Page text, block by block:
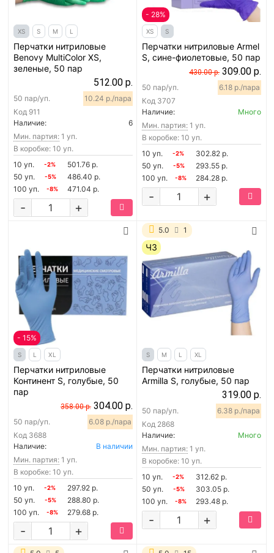
XS S M L
Перчатки нитриловые
Benovy MultiColor XS,
зеленые, 50 пар
512.00 р.
Код 911
50 пар/уп. 10.24 р./пара
Наличие:
6
Мин. партия: 1 уп.
В коробке: 10 уп.
10 уп.
-2%
501.76 р.
50 уп.
-5%
486.40 р.
100 уп.
-8% 471.04 р.
+
-
- 28%
XS S
Перчатки нитриловые Armel
S, сине-фиолетовые, 50 пар
430.00 р. 309.00 р.
Код 3707
50 пар/уп. 6.18 р./пара
Наличие:
Много
Мин. партия: 1 уп.
В коробке: 10 уп.
10 уп.
-2%
302.82 р.
50 уп.
-5%
293.55 р.
100 уп.
-8% 284.28 р.
+
-
- 15%
S L XL
Перчатки нитриловые
Континент S, голубые, 50
пар
358.00 р. 304.00 р.
Код 3688
50 пар/уп. 6.08 р./пара
Наличие:
В наличии
Мин. партия: 1 уп.
В коробке: 10 уп.
10 уп.
-2%
297.92 р.
50 уп.
-5%
288.80 р.
100 уп.
-8% 279.68 р.
+
-
5.0 1
ЧЗ
S M L XL
Перчатки нитриловые
Armilla S, голубые, 50 пар
319.00 р.
Код 2868
50 пар/уп. 6.38 р./пара
Наличие:
Много
Мин. партия: 1 уп.
В коробке: 10 уп.
10 уп.
-2%
312.62 р.
50 уп.
-5%
303.05 р.
100 уп.
-8% 293.48 р.
+
-